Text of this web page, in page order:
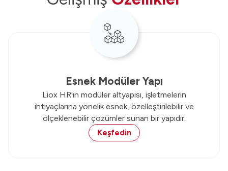
Esnek Modüler Yapı
Liox HR'ın modüler altyapısı, işletmelerin
ihtiyaçlarına yönelik esnek, özelleştirilebilir ve
ölçeklenebilir çözümler sunan bir yapıdır.
Keşfedin